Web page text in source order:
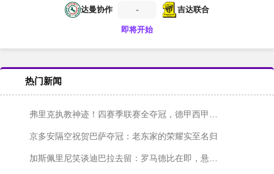
达曼协作
- 吉达联合
即将开始
热门新闻
弗里克执教神迹！四赛季联赛全夺冠，德甲西甲各两冠
京多安隔空祝贺巴萨夺冠：老东家的荣耀实至名归
加斯佩里尼笑谈迪巴拉去留：罗马德比在即，悬念仍在发酵